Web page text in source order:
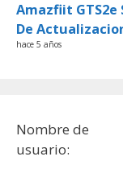
Amazfiit GTS2e
De
hace 5 años
Nombre de
usuario: